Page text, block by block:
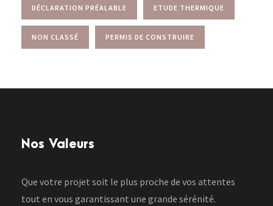
DÉCLARATION PRÉALABLE ETUDE THERMIQUE
NON CLASSÉ PERMIS DE CONSTRUIRE
Nos Valeurs
Que votre projet soit le plus proche de vos attentes
tout en vous garantissant une grande sérénité.